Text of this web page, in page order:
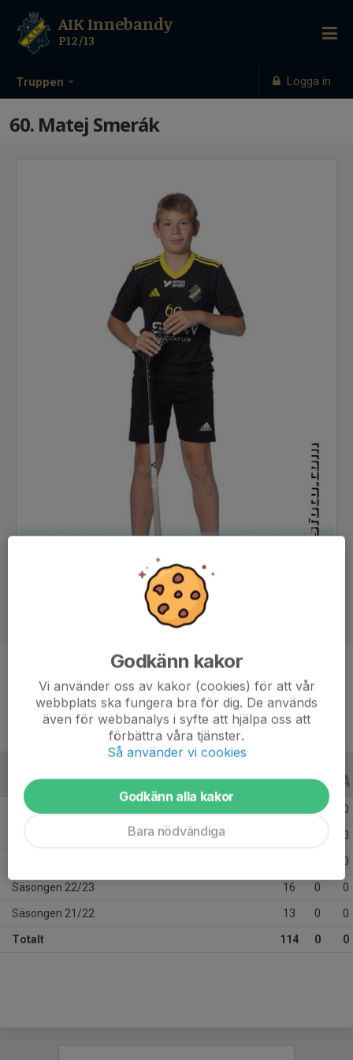
Truppen Logga in
AIK Innebandy
P12/13
60. Matej Smerák
ALLA SERIER ALLA ÅR
Säsongen 25/26 0 0
0
0
Säsongen 22/23 16 0 0
Säsongen 21/22 13 0 0
Totalt 114 0 0
Godkänn kakor
Vi använder oss av kakor (cookies) för att vår
webbplats ska fungera bra för dig. De används
även för webbanalys i syfte att hjälpa oss att
förbättra våra tjänster.
Så använder vi cookies
Godkänn alla kakor
Bara nödvändiga